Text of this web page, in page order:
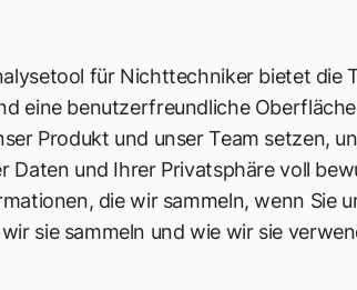
für Nichttechniker bietet die
eine benutzerfreundliche
Produkt und unser Team setzen,
und Ihrer Privatsphäre voll
die wir sammeln, wenn Sie
sie sammeln und wie wir sie